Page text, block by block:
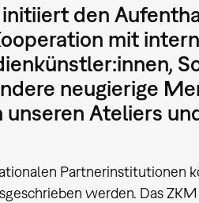
den
mit
neugierige
Ateliers
Partnerinstitutionen
werden. Das